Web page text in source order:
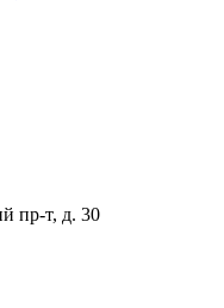
пр-т, д. 30